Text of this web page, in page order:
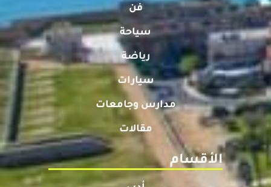
فن
سياحة
رياضة
سيارات
مدارس وجامعات
مقالات
الأقسام